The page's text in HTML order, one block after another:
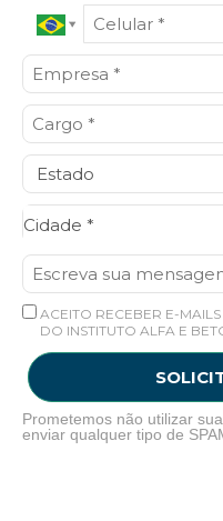
Cidade *
Cidade*
ACEITO RECEBER E-
DO INSTITUTO ALFA E
Prometemos não utilizar
enviar qualquer tipo de